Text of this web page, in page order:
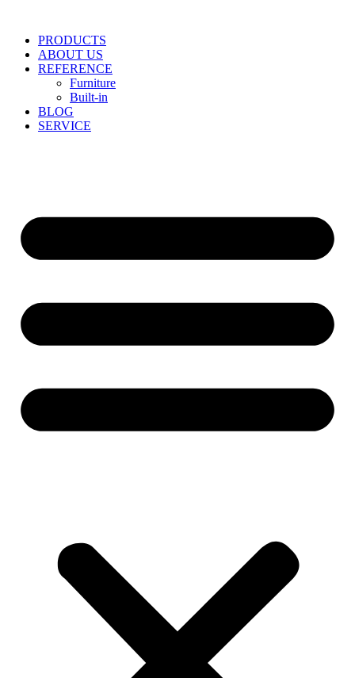
contentPRODUCTS
ABOUT US
REFERENCE
Furniture
Built-in
BLOG
SERVICE